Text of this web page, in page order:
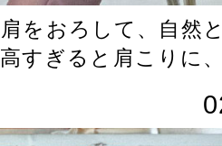
肩をおろして、自然
高すぎると肩こりに